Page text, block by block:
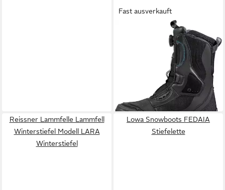
Fast ausverkauft
Strato wasserdichte Damen
Motorrad Stiefel
Motorradstiefel wasserdicht
189,99 €
lieferbar - in 3-4 Werktagen bei dir
Reissner Lammfelle Lammfell
Winterstiefel Modell LARA
Winterstiefel
Lowa Snowboots FEDAIA
Stiefelette